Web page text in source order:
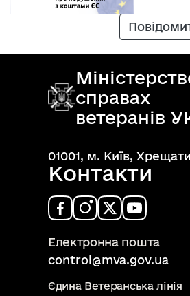
справах
ветеранів
01001, м. Київ,
Контакти
Електронна пошта
control@mva.gov.ua
Єдина Ветеранська лінія